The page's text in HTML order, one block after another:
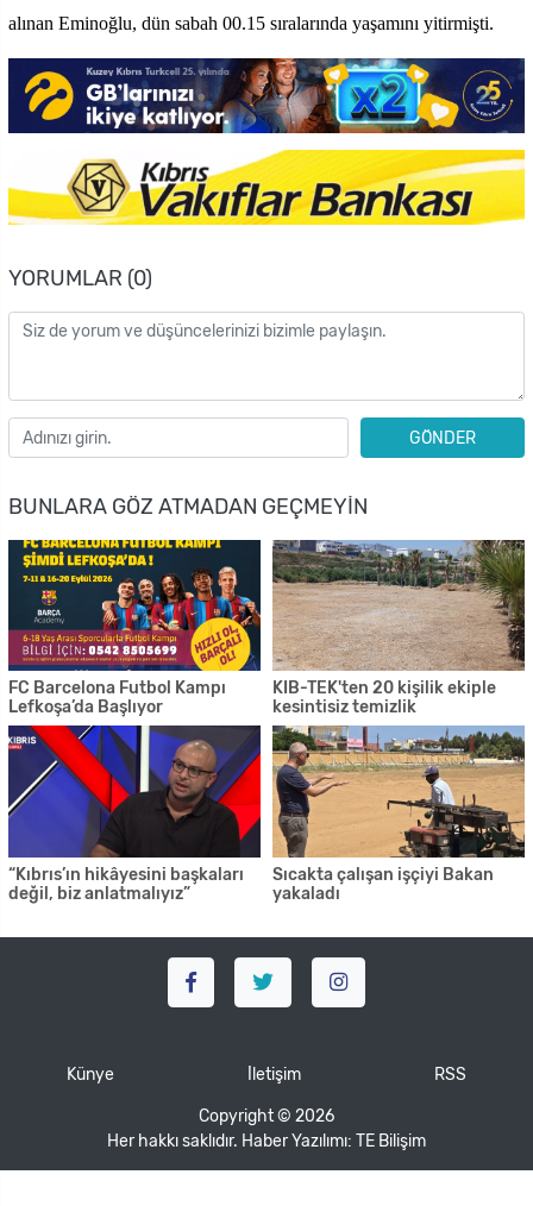
alınan Eminoğlu, dün sabah 00.15 sıralarında yaşamını yitirmişti.
YORUMLAR (0)
GÖNDER
BUNLARA GÖZ ATMADAN GEÇMEYIN
FC Barcelona Futbol Kampı
Lefkoşa’da Başlıyor
KIB-TEK'ten 20 kişilik ekiple
kesintisiz temizlik
“Kıbrıs’ın hikâyesini başkaları
değil, biz anlatmalıyız”
Sıcakta çalışan işçiyi Bakan
yakaladı
Künye İletişim RSS
Copyright © 2026
Her hakkı saklıdır. Haber Yazılımı: TE Bilişim